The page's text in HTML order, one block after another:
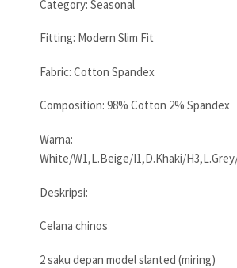
Category: Seasonal
Fitting: Modern Slim Fit
Fabric: Cotton Spandex
Composition: 98% Cotton 2% Spandex
Warna:
White/W1,L.Beige/I1,D.Khaki/
Deskripsi:
Celana chinos
2 saku depan model slanted (miring)